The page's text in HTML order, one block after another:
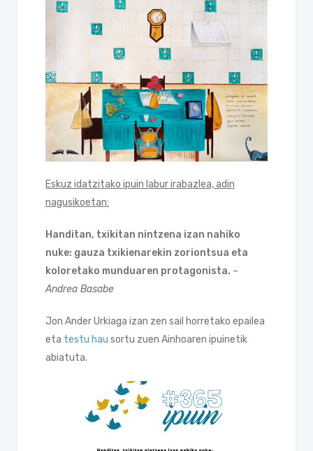
Eskuz idatzitako ipuin labur irabazlea, adin
nagusikoetan:
Handitan, txikitan nintzena izan nahiko
nuke: gauza txikienarekin zoriontsua eta
koloretako munduaren protagonista. –
Andrea Basabe
Jon Ander Urkiaga izan zen sail horretako epailea
eta testu hau sortu zuen Ainhoaren ipuinetik
abiatuta.